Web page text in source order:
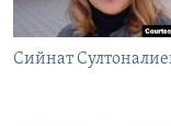
Сийнат